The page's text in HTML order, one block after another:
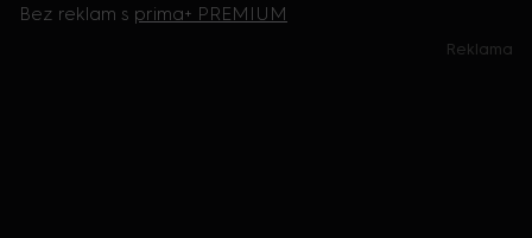
Bez reklam s prima+ PREMIUM
Reklama